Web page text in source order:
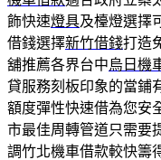
飾快速燈具及檯燈選擇
借錢選擇新竹借錢打造
舖推薦各界台中烏日機
貸服務刻板印象的當鋪
額度彈性快速借為您安
市最佳周轉管道只需要
調竹北機車借款較快籌